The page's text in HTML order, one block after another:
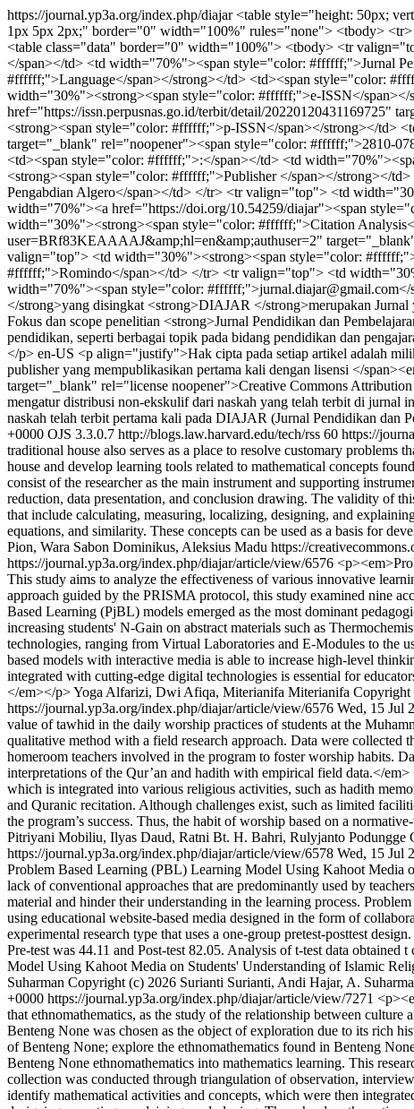
https://journal.yp3a.org/index.php/diajar<table style="height: 50px;
1px 5px 2px;" border="0" width="100%" rules="none"> <tbody>
<table class="data" border="0" width="100%"> <tbody> <tr
</span></td> <td width="70%"><span style="color: #ffffff;">Jurnal
#ffffff;">Language</span></strong></td> <td><span style="color:
width="30%"><strong><span style="color: #ffffff;">e-ISSN</
href="https://issn.perpusnas.go.id/terbit/detail/
<strong><span style="color: #ffffff;">p-ISSN</span></strong></td>
target="_blank" rel="noopener"><span style="color: #ffffff;">2810-
<td><span style="color: #ffffff;">:</span></td> <td
<strong><span style="color: #ffffff;">Publisher </span></strong></
Pengabdian Algero</span></td> </tr> <tr valign="top"> <td
width="70%"><a href="https://doi.org/10.54259/diajar"><span
width="30%"><strong><span style="color: #ffffff;">Citation
user=BRf83KEAAAAJ&amp;hl=en&amp;authuser=2"
valign="top"> <td width="30%"><strong><span style="color:
#ffffff;">Romindo</span></td> </tr> <tr valign="top"> <td
width="70%"><span style="color: #ffffff;">jurnal.diajar@gmail.com</
</strong>yang disingkat <strong>DIAJAR </strong>merupakan Jurnal
Fokus dan scope penelitian <strong>Jurnal Pendidikan dan
pendidikan, seperti berbagai topik pada bidang pendidikan dan
</p> en-US <p align="justify">Hak cipta pada setiap artikel adalah
publisher yang mempublikasikan pertama kali dengan lisensi </
target="_blank" rel="license noopener">Creative Commons
mengatur distribusi non-ekskulif dari naskah yang telah terbit di jurnal
naskah telah terbit pertama kali pada DIAJAR (Jurnal Pendidikan dan
+0000 OJS 3.3.0.7 http://blogs.law.harvard.edu/tech/rss 60 https://
traditional house also serves as a place to resolve customary problems
house and develop learning tools related to mathematical concepts
consist of the researcher as the main instrument and supporting
reduction, data presentation, and conclusion drawing. The validity of
that include calculating, measuring, localizing, designing, and
equations, and similarity. These concepts can be used as a basis for
Pion, Wara Sabon Dominikus, Aleksius Madu https://
https://journal.yp3a.org/index.php/diajar/article/view/6576
This study aims to analyze the effectiveness of various innovative
approach guided by the PRISMA protocol, this study examined nine
Based Learning (PjBL) models emerged as the most dominant
increasing students' N-Gain on abstract materials such as
technologies, ranging from Virtual Laboratories and E-Modules to the
based models with interactive media is able to increase high-level
integrated with cutting-edge digital technologies is essential for
</em></p>Yoga Alfarizi, Dwi Afiqa, Miterianifa Miterianifa Copyright
https://journal.yp3a.org/index.php/diajar/article/view/6576 Wed, 15 Jul
value of tawhid in the daily worship practices of students at the
qualitative method with a field research approach. Data were
homeroom teachers involved in the program to foster worship habits.
interpretations of the Qur’an and hadith with empirical field data.</
which is integrated into various religious activities, such as hadith
and Quranic recitation. Although challenges exist, such as limited
the program’s success. Thus, the habit of worship based on a
Pitriyani Mobiliu, Ilyas Daud, Ratni Bt. H. Bahri, Rulyjanto Podungge
https://journal.yp3a.org/index.php/diajar/article/view/6578 Wed, 15 Jul
Problem Based Learning (PBL) Learning Model Using Kahoot Media
lack of conventional approaches that are predominantly used by
material and hinder their understanding in the learning process.
using educational website-based media designed in the form of
experimental research type that uses a one-group pretest-posttest
Pre-test was 44.11 and Post-test 82.05. Analysis of t-test data
Model Using Kahoot Media on Students' Understanding of Islamic
Suharman Copyright (c) 2026 Surianti Surianti, Andi Hajar, A.
+0000 https://journal.yp3a.org/index.php/diajar/article/view/7271
that ethnomathematics, as the study of the relationship between
Benteng None was chosen as the object of exploration due to its rich
of Benteng None; explore the ethnomathematics found in Benteng
Benteng None ethnomathematics into mathematics learning. This
collection was conducted through triangulation of observation,
identify mathematical activities and concepts, which were then